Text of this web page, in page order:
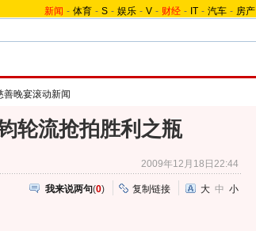
新闻 - 体育 - S - 娱乐 - V - 财经 - IT - 汽车 - 房产
善晚宴滚动新闻
轮流抢拍胜利之瓶
2009年12月18日22:44
我来说两句(0) 复制链接 大 中 小